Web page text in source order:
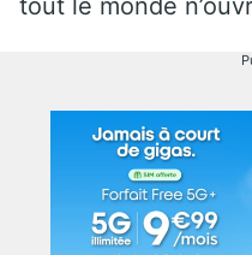
tout le monde